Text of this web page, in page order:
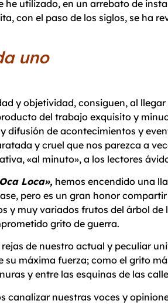
utilizado, en un arrebato de
con el paso de los siglos, se ha
cada
y objetividad, consiguen, al
del trabajo exquisito y
de acontecimientos y
y cruel que nos parezca a
«al minuto», a los lectores
Loca», hemos encendido una
pero es un gran honor
y muy variados frutos del árbol de
grito de guerra.
de nuestro actual y peculiar
máxima fuerza; como el grito
y entre las esquinas de las
canalizar nuestras voces y